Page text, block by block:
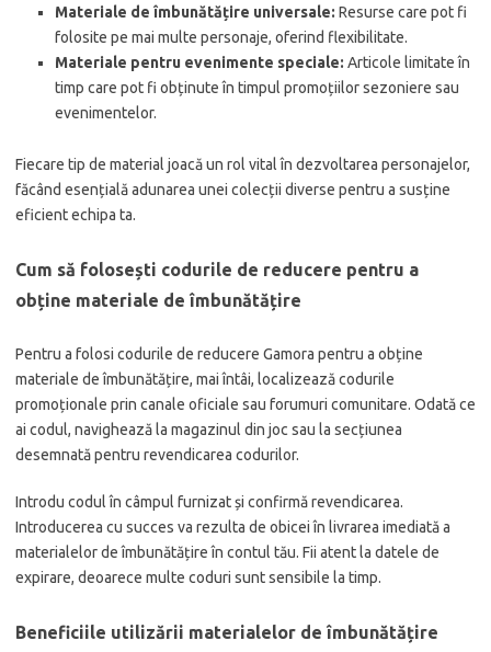
Materiale de îmbunătățire universale: Resurse care pot fi
folosite pe mai multe personaje, oferind flexibilitate.
Materiale pentru evenimente speciale: Articole limitate în
timp care pot fi obținute în timpul promoțiilor sezoniere sau
evenimentelor.
Fiecare tip de material joacă un rol vital în dezvoltarea personajelor,
făcând esențială adunarea unei colecții diverse pentru a susține
eficient echipa ta.
Cum să folosești codurile de reducere pentru a
obține materiale de îmbunătățire
Pentru a folosi codurile de reducere Gamora pentru a obține
materiale de îmbunătățire, mai întâi, localizează codurile
promoționale prin canale oficiale sau forumuri comunitare. Odată ce
ai codul, navighează la magazinul din joc sau la secțiunea
desemnată pentru revendicarea codurilor.
Introdu codul în câmpul furnizat și confirmă revendicarea.
Introducerea cu succes va rezulta de obicei în livrarea imediată a
materialelor de îmbunătățire în contul tău. Fii atent la datele de
expirare, deoarece multe coduri sunt sensibile la timp.
Beneficiile utilizării materialelor de îmbunătățire